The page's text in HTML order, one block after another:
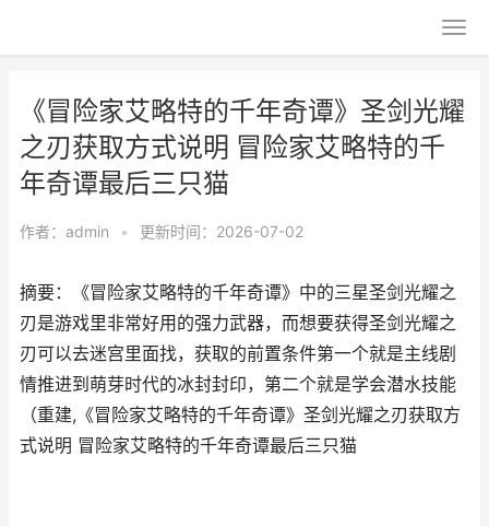
《冒险家艾略特的千年奇谭》圣剑光耀
之刃获取方式说明 冒险家艾略特的千
年奇谭最后三只猫
作者： admin • 更新时间：2026-07-02
摘要：《冒险家艾略特的千年奇谭》中的三星圣剑光耀之
刃是游戏里非常好用的强力武器，而想要获得圣剑光耀之
刃可以去迷宫里面找，获取的前置条件第一个就是主线剧
情推进到萌芽时代的冰封封印，第二个就是学会潜水技能
（重建,《冒险家艾略特的千年奇谭》圣剑光耀之刃获取方
式说明 冒险家艾略特的千年奇谭最后三只猫